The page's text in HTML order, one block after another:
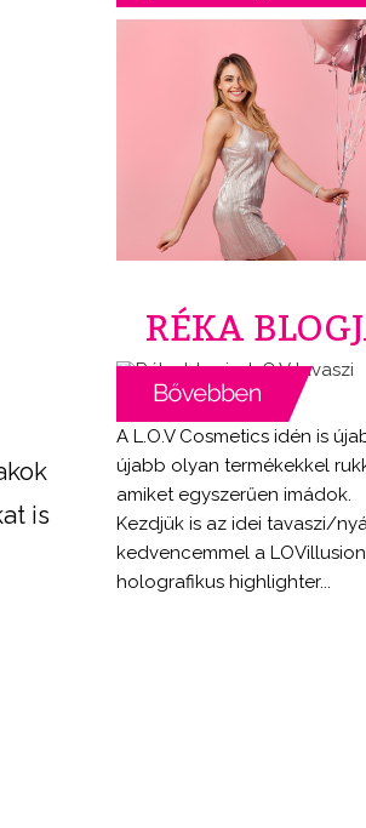
is
RÉKA
A L.O.V Cosmetics idén is
újabb olyan termékekkel
amiket egyszerűen imádok.
Kezdjük is az idei tavaszi/
kedvencemmel a LOVillusion
holografikus highlighter...